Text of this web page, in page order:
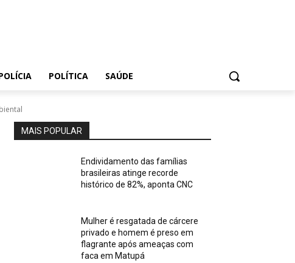
POLÍTICA SAÚDE
MAIS POPULAR
Endividamento das famílias
brasileiras atinge recorde
histórico de 82%, aponta CNC
Mulher é resgatada de cárcere
privado e homem é preso em
flagrante após ameaças com
faca em Matupá